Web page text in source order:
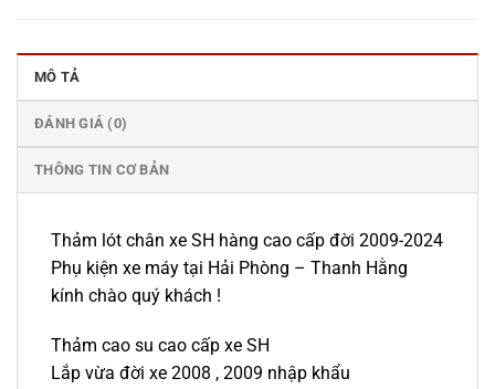
MÔ TẢ
ĐÁNH GIÁ (0)
THÔNG TIN CƠ BẢN
Thảm lót chân xe SH hàng cao cấp đời 2009-2024
Phụ kiện xe máy tại Hải Phòng – Thanh Hằng
kính chào quý khách !
Thảm cao su cao cấp xe SH
Lắp vừa đời xe 2008 , 2009 nhập khẩu